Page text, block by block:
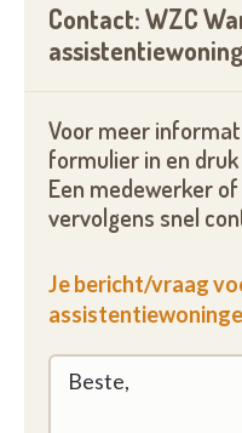
Contact: WZC
Voor meer
formulier in en
Een medewerker
vervolgens snel
Je bericht/vraag